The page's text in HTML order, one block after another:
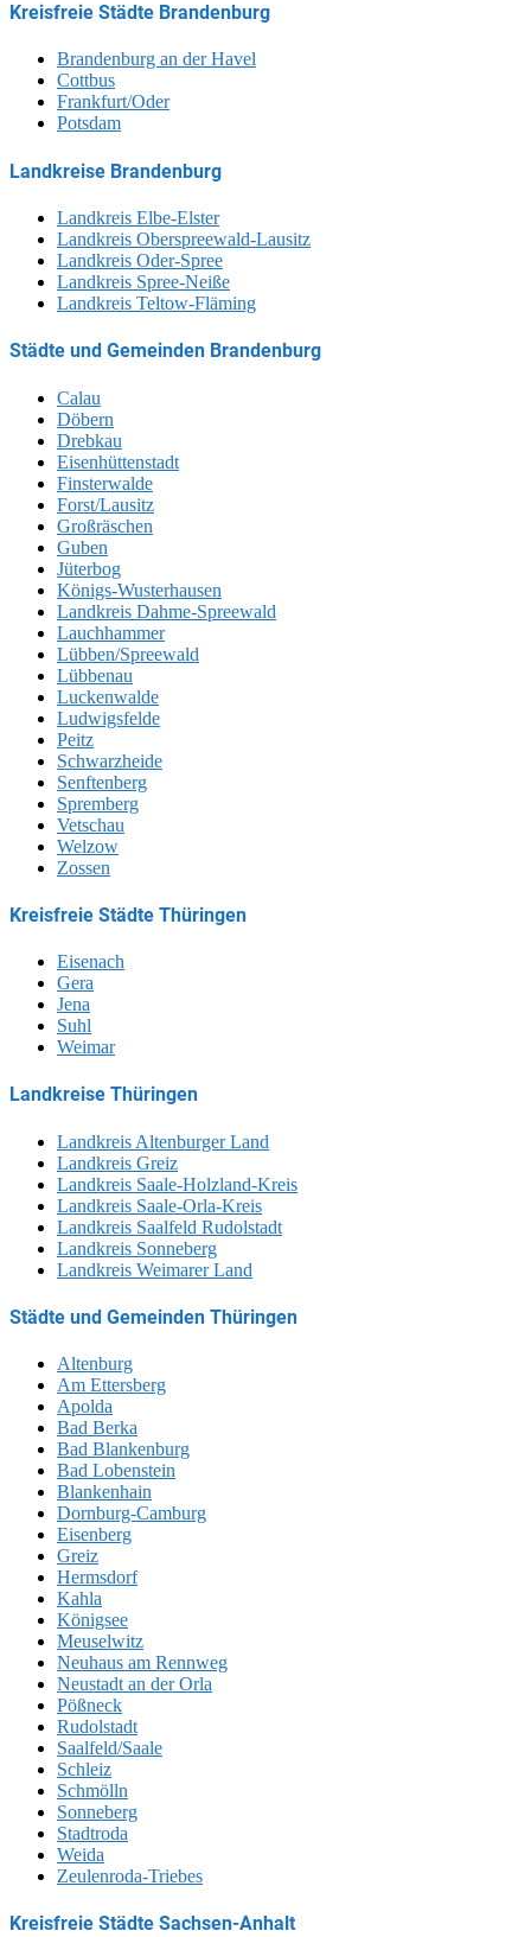
Kreisfreie Städte Brandenburg
Brandenburg an der Havel
Cottbus
Frankfurt/Oder
Potsdam
Landkreise Brandenburg
Landkreis Elbe-Elster
Landkreis Oberspreewald-Lausitz
Landkreis Oder-Spree
Landkreis Spree-Neiße
Landkreis Teltow-Fläming
Städte und Gemeinden Brandenburg
Calau
Döbern
Drebkau
Eisenhüttenstadt
Finsterwalde
Forst/Lausitz
Großräschen
Guben
Jüterbog
Königs-Wusterhausen
Landkreis Dahme-Spreewald
Lauchhammer
Lübben/Spreewald
Lübbenau
Luckenwalde
Ludwigsfelde
Peitz
Schwarzheide
Senftenberg
Spremberg
Vetschau
Welzow
Zossen
Kreisfreie Städte Thüringen
Eisenach
Gera
Jena
Suhl
Weimar
Landkreise Thüringen
Landkreis Altenburger Land
Landkreis Greiz
Landkreis Saale-Holzland-Kreis
Landkreis Saale-Orla-Kreis
Landkreis Saalfeld Rudolstadt
Landkreis Sonneberg
Landkreis Weimarer Land
Städte und Gemeinden Thüringen
Altenburg
Am Ettersberg
Apolda
Bad Berka
Bad Blankenburg
Bad Lobenstein
Blankenhain
Dornburg-Camburg
Eisenberg
Greiz
Hermsdorf
Kahla
Königsee
Meuselwitz
Neuhaus am Rennweg
Neustadt an der Orla
Pößneck
Rudolstadt
Saalfeld/Saale
Schleiz
Schmölln
Sonneberg
Stadtroda
Weida
Zeulenroda-Triebes
Kreisfreie Städte Sachsen-Anhalt